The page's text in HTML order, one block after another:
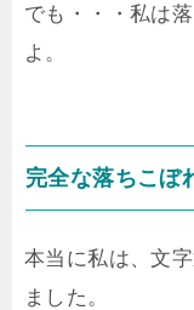
でも・・・私は
よ。
完全な落ちこぼ
本当に私は、文
ました。